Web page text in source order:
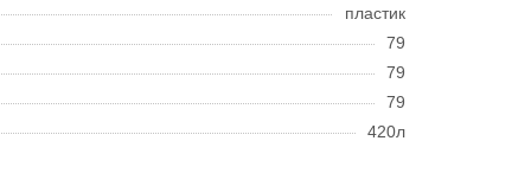
пластик
79
79
79
420л